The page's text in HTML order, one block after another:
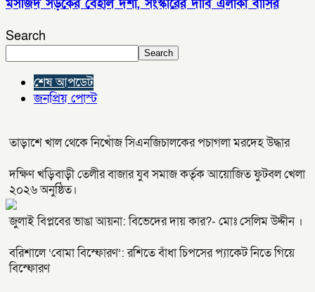
মসজিদ সড়কের বেহাল দশা, সংস্কারের দাবি এলাকা বাসির
Search
Search
শেষ আপডেট
জনপ্রিয় পোস্ট
তাড়াশে খাল থেকে নিখোঁজ সিএনজিচালকের পচাগলা মরদেহ উদ্ধার
দক্ষিণ খড়িবাড়ী তেলীর বাজার যুব সমাজ কর্তৃক আয়োজিত ফুটবল খেলা
২০২৬ অনুষ্ঠিত।
জুলাই বিপ্লবের ভাঙা আয়না: বিভেদের দায় কার?- মোঃ সেলিম উদ্দীন ।
বরিশালে ‘বোমা বিস্ফোরণ’: রশিতে বাঁধা চিপসের প্যাকেট নিতে গিয়ে
বিস্ফোরণ